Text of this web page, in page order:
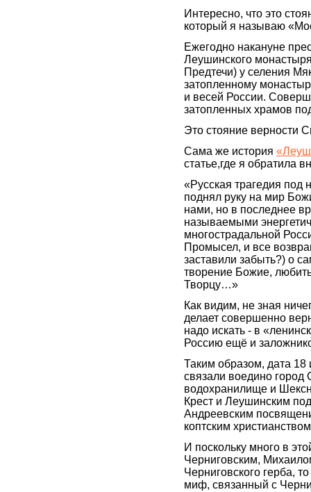
Интересно, что это
который я называю
Ежегодно накануне
Леушинского
Предтечи) у селения
затопленному
и весей России.
затопленных храмов
Это стояние верности
Сама же история
статье,где я обратила
«Русская трагедия
поднял руку на мир
нами, но в последнее
называемыми
многострадальной
Промысел, и все
заставили забыть?) о
творение Божие,
Творцу…»
Как видим, не зная
делает совершенно
надо искать - в
Россию ещё и
Таким образом, дата
связали воедино город
водохранилище и
Крест и Леушинским
Андреевским
коптским
И поскольку много в
Черниговским,
Черниговского герба,
миф, связанный с